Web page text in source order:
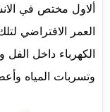
ألاول مختص في
العمر الافتراضي
الكهرباء داخل
وتسربات المياه